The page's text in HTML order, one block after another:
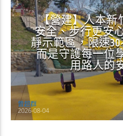
【營建】人本新
安全、步行更安
靜示範區，限速
而是守護每一位
用路人的
曾超群
2026-08-04